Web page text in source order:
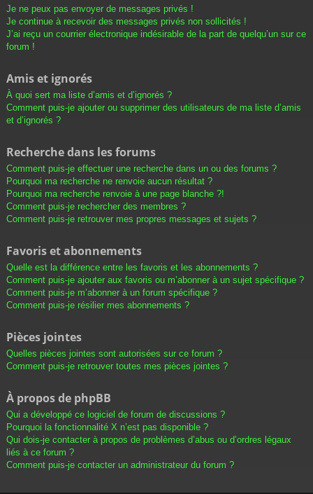
Je ne peux pas envoyer de messages privés !
Je continue à recevoir des messages privés non sollicités !
J’ai reçu un courrier électronique indésirable de la part de quelqu’un sur ce
forum !
Amis et ignorés
À quoi sert ma liste d’amis et d’ignorés ?
Comment puis-je ajouter ou supprimer des utilisateurs de ma liste d’amis
et d’ignorés ?
Recherche dans les forums
Comment puis-je effectuer une recherche dans un ou des forums ?
Pourquoi ma recherche ne renvoie aucun résultat ?
Pourquoi ma recherche renvoie à une page blanche ?!
Comment puis-je rechercher des membres ?
Comment puis-je retrouver mes propres messages et sujets ?
Favoris et abonnements
Quelle est la différence entre les favoris et les abonnements ?
Comment puis-je ajouter aux favoris ou m’abonner à un sujet spécifique ?
Comment puis-je m’abonner à un forum spécifique ?
Comment puis-je résilier mes abonnements ?
Pièces jointes
Quelles pièces jointes sont autorisées sur ce forum ?
Comment puis-je retrouver toutes mes pièces jointes ?
À propos de phpBB
Qui a développé ce logiciel de forum de discussions ?
Pourquoi la fonctionnalité X n’est pas disponible ?
Qui dois-je contacter à propos de problèmes d’abus ou d’ordres légaux
liés à ce forum ?
Comment puis-je contacter un administrateur du forum ?